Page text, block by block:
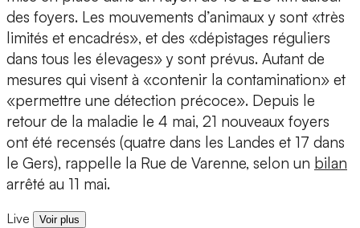
des foyers. Les mouvements d’animaux y sont «très
limités et encadrés», et des «dépistages réguliers
dans tous les élevages» y sont prévus. Autant de
mesures qui visent à «contenir la contamination» et
«permettre une détection précoce». Depuis le
retour de la maladie le 4 mai, 21 nouveaux foyers
ont été recensés (quatre dans les Landes et 17 dans
le Gers), rappelle la Rue de Varenne, selon un bilan
arrêté au 11 mai.
Live Voir plus